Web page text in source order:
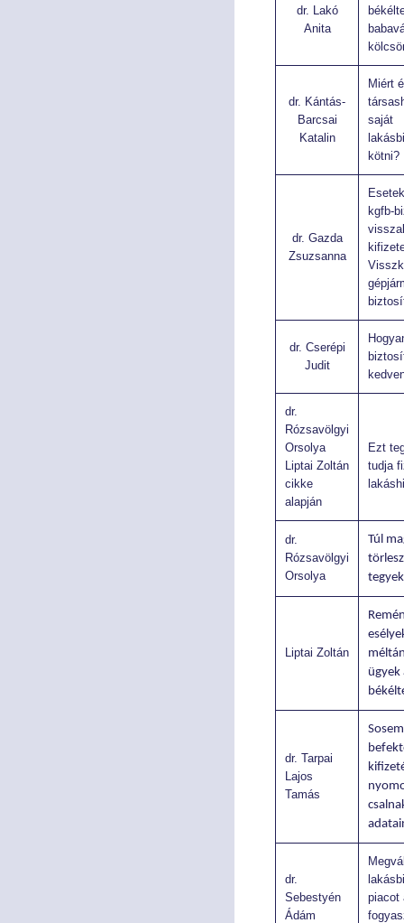
AJÁNLÁSOK, KÖTELEZÉSEK, JOGORVOSLAT
AJÁNLÁSOK, KÖTELEZÉSEK, JOGORVOSLAT
dr. Lakó
Anita
dr. Kántás-
Barcsai
Katalin
Miért
saját
kötni?
dr. Gazda
Zsuzsanna
kgfb-
dr. Cserépi
Judit
dr.
Rózsavölgyi
Orsolya
Liptai Zoltán
cikke
alapján
Ezt
tudja
dr.
Rózsavölgyi
Orsolya
Túl
tegyek
Liptai Zoltán
ügyek
dr. Tarpai
Lajos
Tamás
dr.
Sebestyén
Ádám
piacot